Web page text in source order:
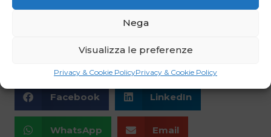
Nega
Visualizza le preferenze
Privacy & Cookie PolicyPrivacy & Cookie Policy
l’utilizzo di tecniche molto sofisticate per contattare le
Facebook LinkedIn
WhatsApp Email